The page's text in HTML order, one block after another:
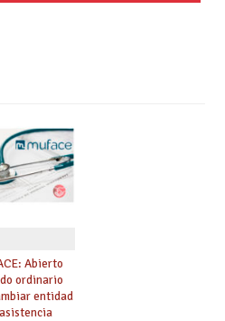
Abierto
ordinario
entidad